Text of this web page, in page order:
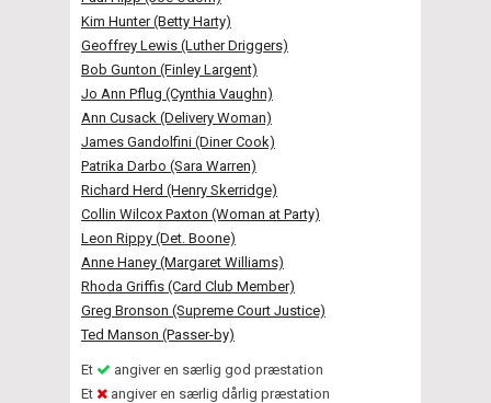
Kim Hunter (Betty Harty)
Geoffrey Lewis (Luther Driggers)
Bob Gunton (Finley Largent)
Jo Ann Pflug (Cynthia Vaughn)
Ann Cusack (Delivery Woman)
James Gandolfini (Diner Cook)
Patrika Darbo (Sara Warren)
Richard Herd (Henry Skerridge)
Collin Wilcox Paxton (Woman at Party)
Leon Rippy (Det. Boone)
Anne Haney (Margaret Williams)
Rhoda Griffis (Card Club Member)
Greg Bronson (Supreme Court Justice)
Ted Manson (Passer-by)
Et
angiver en særlig god præstation
Et
angiver en særlig dårlig præstation